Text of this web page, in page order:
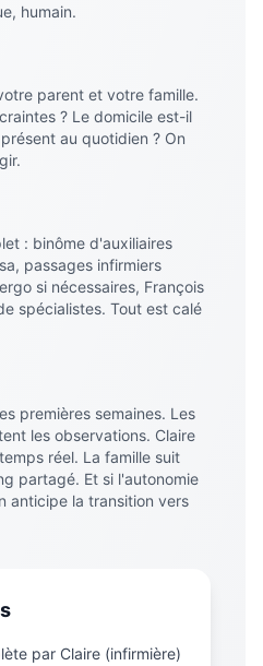
humain.
parent et votre famille.
? Le domicile est-il
au quotidien ? On
: binôme d'auxiliaires
passages infirmiers
si nécessaires, François
spécialistes. Tout est calé
premières semaines. Les
les observations. Claire
réel. La famille suit
partagé. Et si l'autonomie
anticipe la transition vers
par Claire (infirmière)